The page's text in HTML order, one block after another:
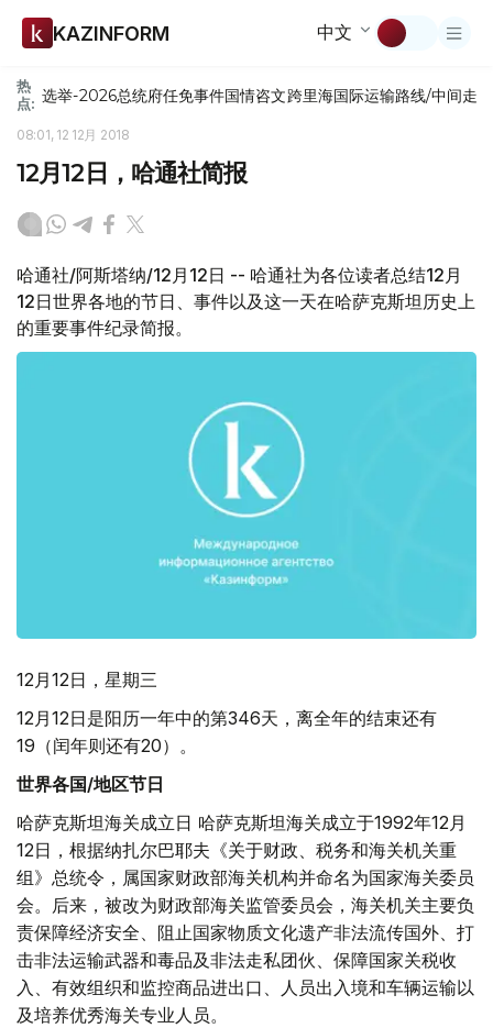
KAZINFORM 中文
热
点: 选举-2026总统府任免事件国情咨文跨里海国际运输路线/中间走廊
08:01, 12 12月 2018
12月12日，哈通社简报
哈通社/阿斯塔纳/12月12日 -- 哈通社为各位读者总结12月
12日世界各地的节日、事件以及这一天在哈萨克斯坦历史上
的重要事件纪录简报。
12月12日，星期三
12月12日是阳历一年中的第346天，离全年的结束还有
19（闰年则还有20）。
世界各国/地区节日
哈萨克斯坦海关成立日 哈萨克斯坦海关成立于1992年12月
12日，根据纳扎尔巴耶夫《关于财政、税务和海关机关重
组》总统令，属国家财政部海关机构并命名为国家海关委员
会。后来，被改为财政部海关监管委员会，海关机关主要负
责保障经济安全、阻止国家物质文化遗产非法流传国外、打
击非法运输武器和毒品及非法走私团伙、保障国家关税收
入、有效组织和监控商品进出口、人员出入境和车辆运输以
及培养优秀海关专业人员。